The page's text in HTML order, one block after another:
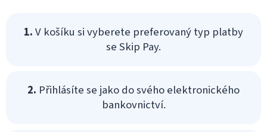
1.V košíku si vyberete preferovaný typ platby
se Skip Pay.
2. Přihlásíte se jako do svého elektronického
bankovnictví.